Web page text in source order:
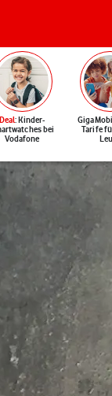
Deal: Kinder-
bei
Vodafone
Tarife